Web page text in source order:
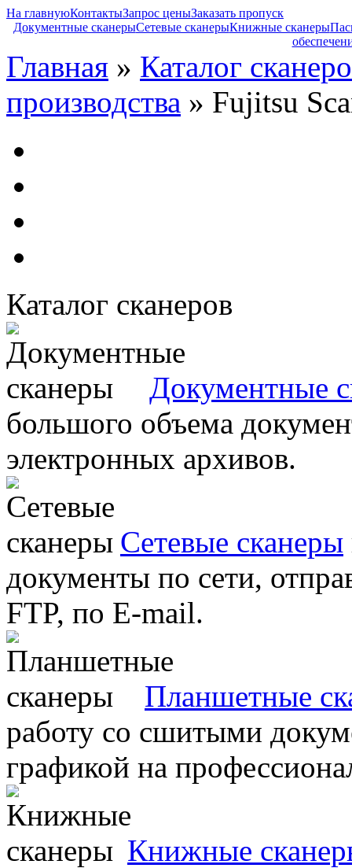
На главнуюКонтактыЗапрос ценыЗаказать пропуск
Документные сканерыСетевые сканерыКнижные сканеры
Главная » Каталог
производства » Fujitsu
Каталог сканеров
Документные
большого объема
электронных архивов.
Сетевые сканеры
документы по сети,
FTP, по E-mail.
Планшетные
работу со сшитыми
графикой на
Книжные